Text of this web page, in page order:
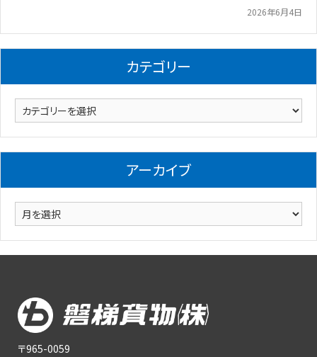
2026年6月4日
カテゴリー
カ
テ
ー
アーカイブ
ア
ー
〒965-0059